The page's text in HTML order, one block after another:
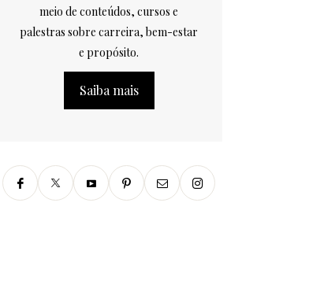
meio de conteúdos, cursos e
palestras sobre carreira, bem-estar
e propósito.
Saiba mais